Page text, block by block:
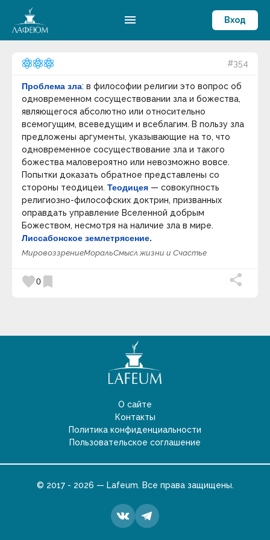
menu Вход
#354
Проблема зла: в философии религии это вопрос об
одновременном сосуществовании зла и божества,
являющегося абсолютно или относительно
всемогущим, всеведущим и всеблагим. В пользу зла
предложены аргументы, указывающие на то, что
одновременное сосуществование зла и такого
божества маловероятно или невозможно вовсе.
Попытки доказать обратное представлены со
стороны теодицеи. Теодицея — совокупность
религиозно-философских доктрин, призванных
оправдать управление Вселенной добрым
Божеством, несмотря на наличие зла в мире.
Лиссабонское землетрясение.
МировоззрениеМоральСмысл жизни и Счастье
favorite0 bookmark
О сайте
Контакты
Политика конфиденциальности
Пользовательское соглашение
© 2017 - 2026 — Lafeum. Все права защищены.